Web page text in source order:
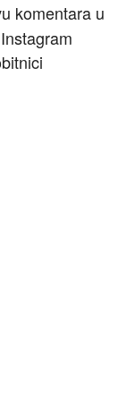
komentara u